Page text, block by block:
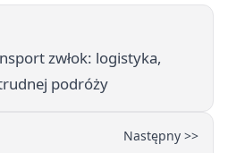
zwłok: logistyka,
podróży
Następny >>